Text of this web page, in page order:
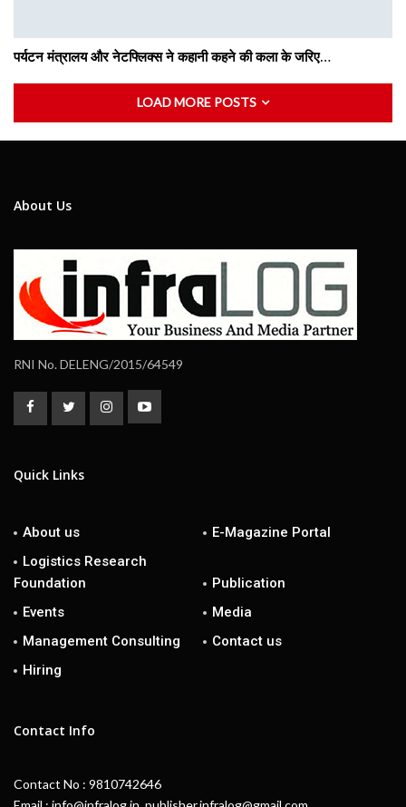
पर्यटन मंत्रालय और नेटफ्लिक्स ने कहानी कहने की कला के जरिए…
LOAD MORE POSTS
About Us
RNI No. DELENG/2015/64549
Quick Links
About us
E-Magazine Portal
Logistics Research
Foundation
Publication
Events
Media
Management Consulting
Contact us
Hiring
Contact Info
Contact No : 9810742646